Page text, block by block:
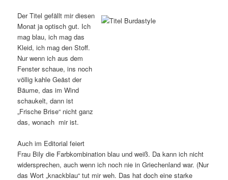
Der Titel gefällt mir diesen
Monat ja optisch gut. Ich
mag blau, ich mag das
Kleid, ich mag den Stoff.
Nur wenn ich aus dem
Fenster schaue, ins noch
völlig kahle Geäst der
Bäume, das im Wind
schaukelt, dann ist
„Frische Brise“ nicht ganz
das, wonach mir ist.
Auch im Editorial feiert
Frau Bily die Farbkombination blau und weiß. Da kann ich nicht
widersprechen, auch wenn ich noch nie in Griechenland war. (Nur
das Wort „knackblau“ tut mir weh. Das hat doch eine starke